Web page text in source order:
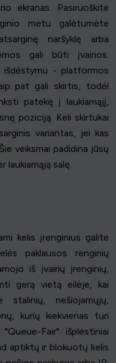
ekranas. Pasiruoškite
metu galėtumėte
naršyklę arba
gali būti įvairios.
išdėstymu - platformos
pat gali skirtis, todėl
patekę į laukiamąjį,
poziciją. Keli skirtukai
variantas, jei kas
veiksmai padidina jūsų
laukiamąją salę.
kelis įrenginius galite
paklausos renginių
iš įvairių įrenginių,
gerą vietą eilėje, kai
stalinių, nešiojamųjų,
kurių kiekvienas turi
Fair" išplėstiniai
aptiktų ir blokuotų kelis